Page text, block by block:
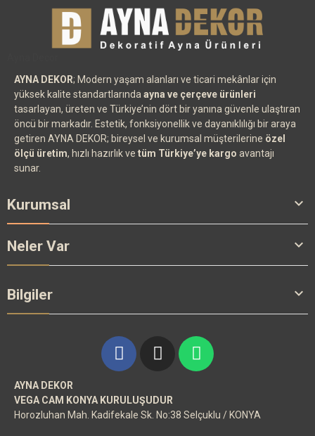
AYNA DEKOR; Modern yaşam alanları ve ticari mekânlar için
yüksek kalite standartlarında ayna ve çerçeve ürünleri
tasarlayan, üreten ve Türkiye’nin dört bir yanına güvenle ulaştıran
öncü bir markadır. Estetik, fonksiyonellik ve dayanıklılığı bir araya
getiren AYNA DEKOR; bireysel ve kurumsal müşterilerine özel
ölçü üretim, hızlı hazırlık ve tüm Türkiye’ye kargo avantajı
sunar.
Kurumsal 
Neler Var 
Bilgiler 
AYNA DEKOR
VEGA CAM KONYA KURULUŞUDUR
Horozluhan Mah. Kadifekale Sk. No:38 Selçuklu / KONYA